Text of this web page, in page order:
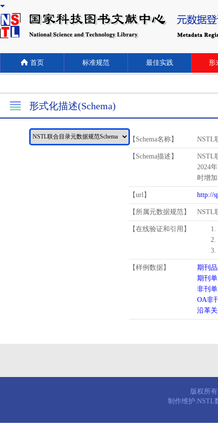
首页 标准规范 最佳实践 形
形式化描述(Schema)
【Schema名称】 NSTL
【Schema描述】
NSTL
2024
时增
【url】 http://
【所属元数据规范】 NSTL
【在线验证和引用】
1.
2.
3.
【样例数据】
期刊
期刊
非刊
OA非
沿革
版权所
制作维护:NSTL